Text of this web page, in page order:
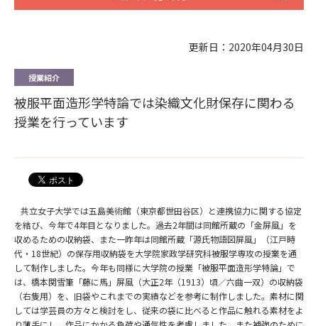
更新日：2020年04月30日
授業紹介
被服平面造形学特論では染織文化財保存に関わる
授業を行っています
共立女子大学では五島美術館（東京都世田谷区）と連携協力に関する協定
を結び、今年で4年目となりました。過去2年間は同館所蔵の「金屏風」を
収めるための収納袋、また一昨年は同館所蔵「源氏物語図屏風」（江戸時
代・18世紀）の保存用収納袋を大学院家政学研究科被服学専攻の授業を通
して制作しました。今年も同様に大学院の授業「被服平面造形学特論」で
は、橋本関雪筆「藤に馬」屏風（大正2年（1913）頃／六曲一双）の収納袋
（右隻用）を、旧袋やこれまでの実績などを参考に制作しました。素材に関
しては学芸員の方々と検討をし、従来の袋に比べると作品に触れる素材をよ